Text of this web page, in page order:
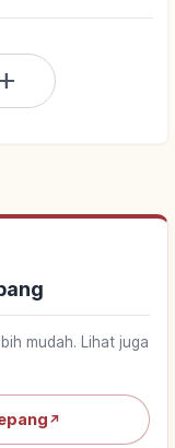
add
mudah. Lihat juga
↗